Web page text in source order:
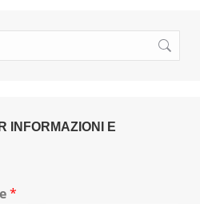
INFORMAZIONI E
*